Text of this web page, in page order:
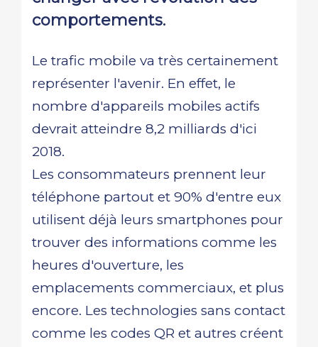
comportements.
Le trafic mobile va très certainement
représenter l'avenir. En effet, le
nombre d'appareils mobiles actifs
devrait atteindre 8,2 milliards d'ici
2018.
Les consommateurs prennent leur
téléphone partout et 90% d'entre eux
utilisent déjà leurs smartphones pour
trouver des informations comme les
heures d'ouverture, les
emplacements commerciaux, et plus
encore. Les technologies sans contact
comme les codes QR et autres créent